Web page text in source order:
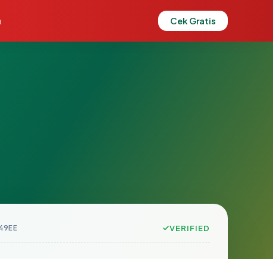
Cek Gratis
VERIFIED